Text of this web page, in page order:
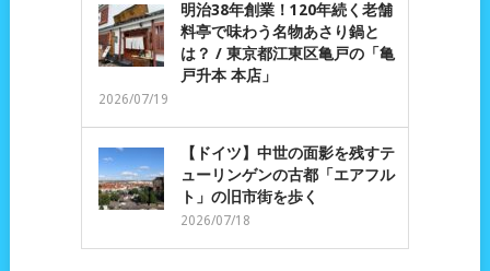
明治38年創業！120年続く老舗
料亭で味わう名物あさり鍋と
は？ / 東京都江東区亀戸の「亀
戸升本 本店」
2026/07/19
【ドイツ】中世の面影を残すテ
ューリンゲンの古都「エアフル
ト」の旧市街を歩く
2026/07/18